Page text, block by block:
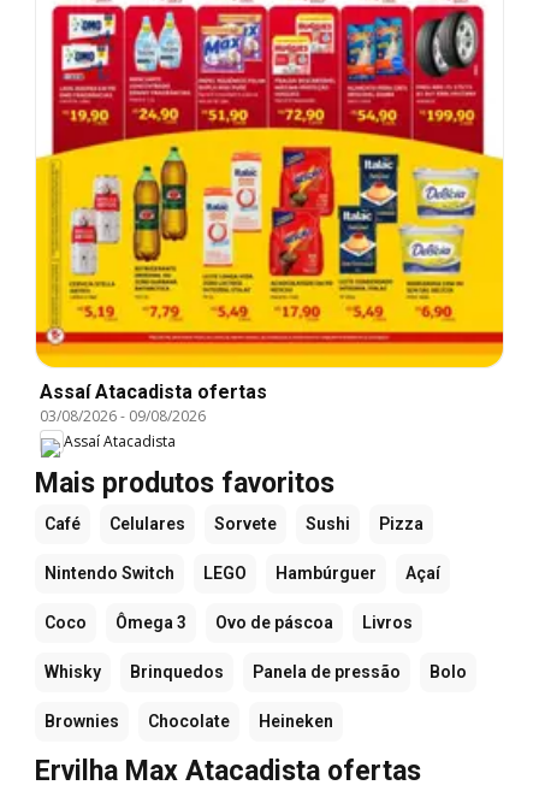
Assaí Atacadista ofertas
03/08/2026- 09/08/2026
Assaí Atacadista
Mais produtos favoritos
Café Celulares Sorvete Sushi Pizza
Nintendo Switch LEGO Hambúrguer Açaí
Coco Ômega 3 Ovo de páscoa Livros
Whisky Brinquedos Panela de pressão Bolo
Brownies Chocolate Heineken
Ervilha Max Atacadista ofertas